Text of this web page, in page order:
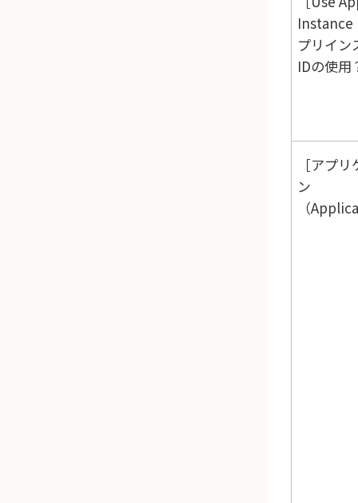
Instance
プリイン
IDの使用
アプリ
ン
（